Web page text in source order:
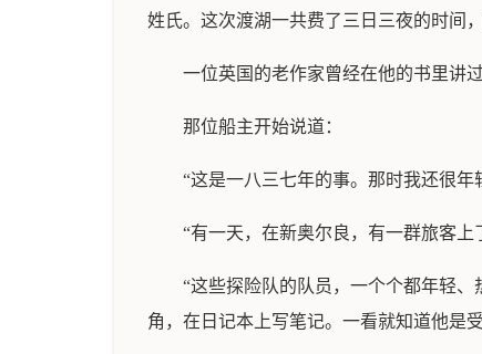
姓氏。这次渡湖一共费了三日三夜的时间
一位英国的老作家曾经在他的书里讲
那位船主开始说道：
“这是一八三七年的事。那时我还很年
“有一天，在新奥尔良，有一群旅客
“这些探险队的队员，一个个都年轻
角，在日记本上写笔记。一看就知道他是